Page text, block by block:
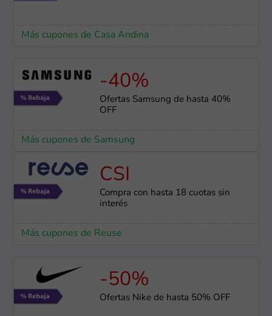
Más cupones de Casa Andina
-40%
Ofertas Samsung de hasta 40%
OFF
Más cupones de Samsung
CSI
Compra con hasta 18 cuotas sin
interés
Más cupones de Reuse
-50%
Ofertas Nike de hasta 50% OFF